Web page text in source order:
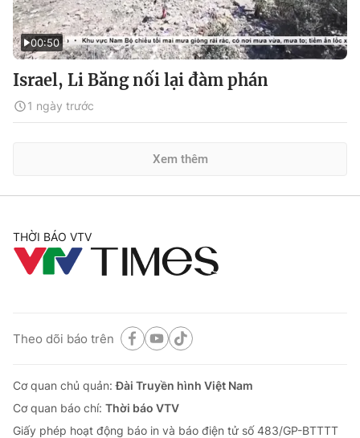
00:50
Israel, Li Băng nối lại đàm phán
1 ngày trước
Xem thêm
THỜI BÁO VTV
Theo dõi báo trên
Cơ quan chủ quản:Đài Truyền hình Việt Nam
Cơ quan báo chí: Thời báo VTV
Giấy phép hoạt động báo in và báo điện tử số 483/GP-BTTTT